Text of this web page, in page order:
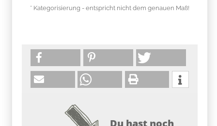
* Kategorisierung - entspricht nicht dem genauen Maß!
Du hast noch